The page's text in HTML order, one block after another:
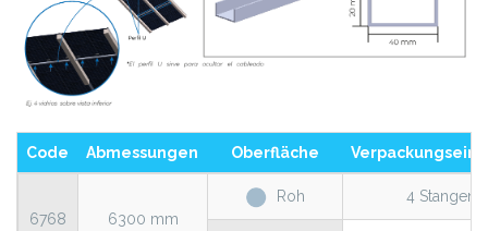
Code Abmessungen Oberfläche
6768 6300 mm
Roh 4 Stangen